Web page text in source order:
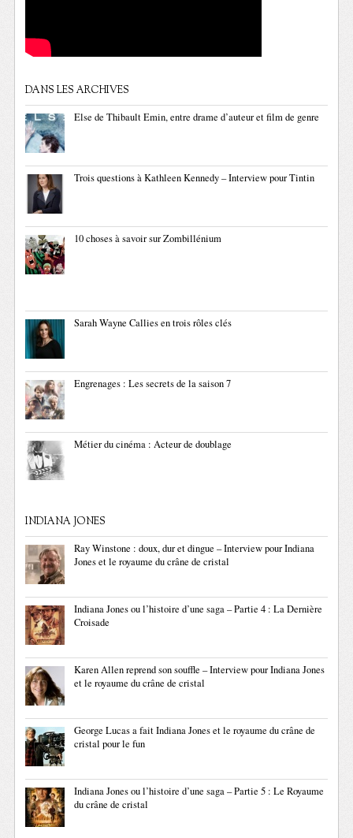
DANS LES ARCHIVES
Else de Thibault Emin, entre drame d’auteur et film de genre
Trois questions à Kathleen Kennedy – Interview pour Tintin
10 choses à savoir sur Zombillénium
Sarah Wayne Callies en trois rôles clés
Engrenages : Les secrets de la saison 7
Métier du cinéma : Acteur de doublage
INDIANA JONES
Ray Winstone : doux, dur et dingue – Interview pour Indiana
Jones et le royaume du crâne de cristal
Indiana Jones ou l’histoire d’une saga – Partie 4 : La Dernière
Croisade
Karen Allen reprend son souffle – Interview pour Indiana Jones
et le royaume du crâne de cristal
George Lucas a fait Indiana Jones et le royaume du crâne de
cristal pour le fun
Indiana Jones ou l’histoire d’une saga – Partie 5 : Le Royaume
du crâne de cristal